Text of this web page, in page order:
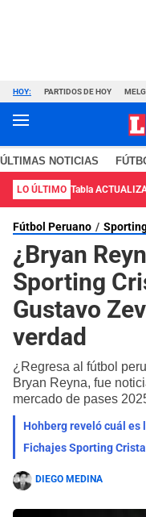
HOY: PARTIDOS DE HOY
ÚLTIMAS NOTICIAS
LO ÚLTIMO Tabla
Fútbol Peruano
¿Bryan
Sporting
Gustavo
verdad
¿Regresa al fútbol
Bryan Reyna, fue
mercado de pases
DIEGO MEDINA